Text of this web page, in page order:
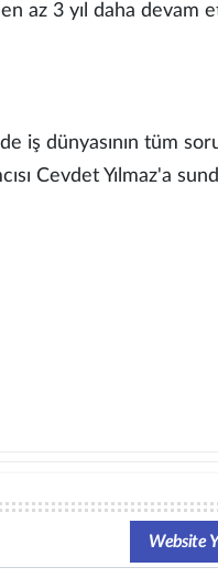
az 3 yıl daha devam
iş dünyasının tüm
Cevdet Yılmaz'a
Website